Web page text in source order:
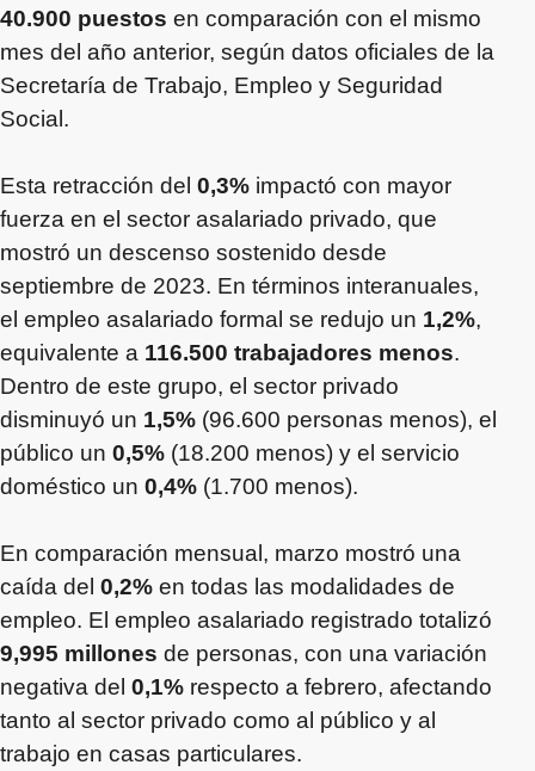
40.900 puestos en comparación con el mismo
mes del año anterior, según datos oficiales de la
Secretaría de Trabajo, Empleo y Seguridad
Social.
Esta retracción del 0,3% impactó con mayor
fuerza en el sector asalariado privado, que
mostró un descenso sostenido desde
septiembre de 2023. En términos interanuales,
el empleo asalariado formal se redujo un 1,2%,
equivalente a 116.500 trabajadores menos.
Dentro de este grupo, el sector privado
disminuyó un 1,5% (96.600 personas menos), el
público un 0,5% (18.200 menos) y el servicio
doméstico un 0,4% (1.700 menos).
En comparación mensual, marzo mostró una
caída del 0,2% en todas las modalidades de
empleo. El empleo asalariado registrado totalizó
9,995 millones de personas, con una variación
negativa del 0,1% respecto a febrero, afectando
tanto al sector privado como al público y al
trabajo en casas particulares.